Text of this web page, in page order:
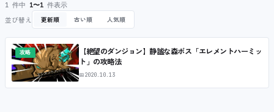
1 件中 1〜1 件表示
並び替え 更新順 古い順 人気順
攻略
【絶望のダンジョン】静謐な森ボス「エレメントハーミッ
ト」の攻略法
📅2020.10.13